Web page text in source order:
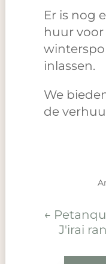
Er is nog
huur
inlassen.
We
de
←
J'irai